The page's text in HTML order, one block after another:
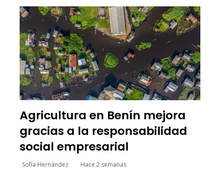
Agricultura en Benín mejora
gracias a la responsabilidad
social empresarial
Sofía Hernández Hace 2 semanas